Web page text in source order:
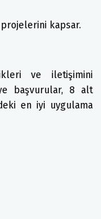
kapsar.
ve iletişimini
başvurular, 8 alt
en iyi uygulama